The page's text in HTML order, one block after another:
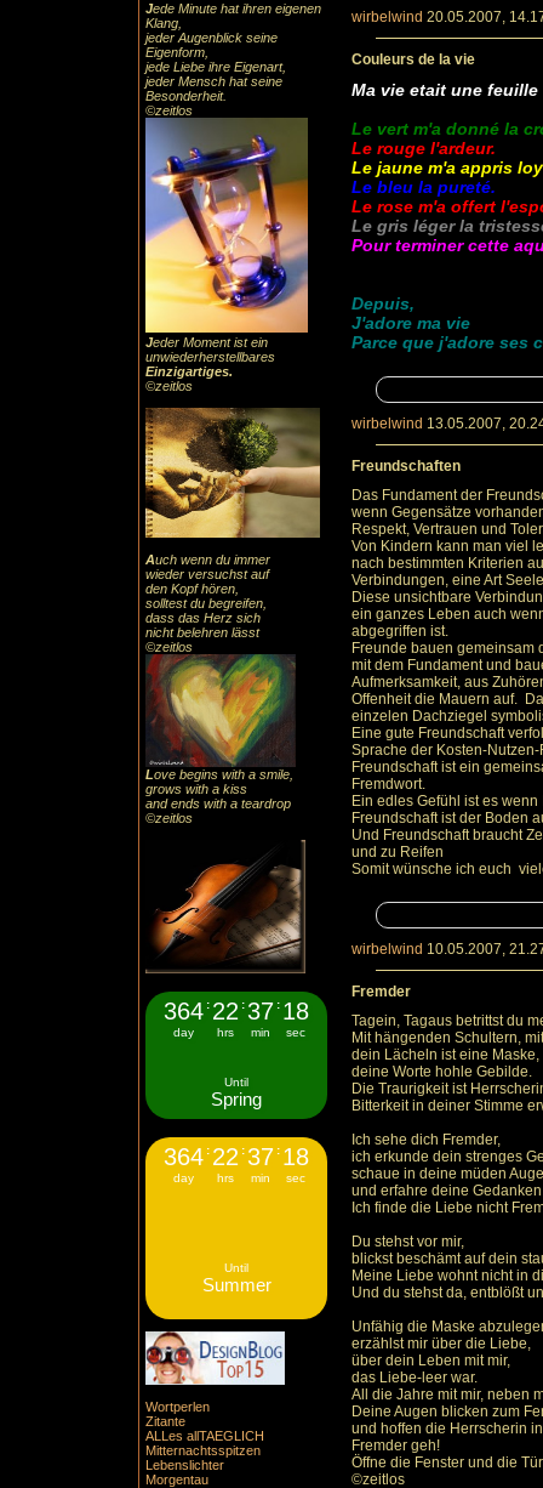
Jede Minute hat ihren eigenen
Klang,
jeder Augenblick seine
Eigenform,
jede Liebe ihre Eigenart,
jeder Mensch hat seine
Besonderheit.
©zeitlos
Jeder Moment ist ein
unwiederherstellbares
Einzigartiges.
©zeitlos
Auch wenn du immer
wieder versuchst auf
den Kopf hören,
solltest du begreifen,
dass das Herz sich
nicht belehren lässt
©zeitlos
Love begins with a smile,
grows with a kiss
and ends with a teardrop
©zeitlos
364
day
: 22
hrs
:37
min
: 18
sec
Until
Spring
364
day
: 22
hrs
:37
min
: 18
sec
Until
Summer
Wortperlen
Zitante
ALLes allTAEGLICH
Mitternachtsspitzen
Lebenslichter
Morgentau
wirbelwind 20.05.2007,
Couleurs de la vie
Ma vie etait une feuille
Le vert m'a donné la
Le rouge l'ardeur.
Le jaune m'a appris
Le bleu la pureté.
Le rose m'a offert
Le gris léger la
Pour terminer cette
Depuis,
J'adore ma vie
Parce que j'adore ses
wirbelwind 13.05.2007,
Freundschaften
Das Fundament der
wenn Gegensätze
Respekt, Vertrauen und
Von Kindern kann man viel
nach bestimmten Kriterien
Verbindungen, eine Art
Diese unsichtbare
ein ganzes Leben auch
abgegriffen ist.
Freunde bauen gemeinsam
mit dem Fundament und
Aufmerksamkeit, aus
Offenheit die Mauern auf.
einzelen Dachziegel
Eine gute Freundschaft
Sprache der Kosten-
Freundschaft ist ein
Fremdwort.
Ein edles Gefühl ist es
Freundschaft ist der Boden
Und Freundschaft braucht
und zu Reifen
Somit wünsche ich euch
wirbelwind 10.05.2007,
Fremder
Tagein, Tagaus betrittst du
Mit hängenden Schultern,
dein Lächeln ist eine Maske,
deine Worte hohle Gebilde.
Die Traurigkeit ist
Bitterkeit in deiner Stimme
Ich sehe dich Fremder,
ich erkunde dein strenges
schaue in deine müden
und erfahre deine
Ich finde die Liebe nicht
Du stehst vor mir,
blickst beschämt auf dein
Meine Liebe wohnt nicht in
Und du stehst da, entblößt
Unfähig die Maske
erzählst mir über die Liebe,
über dein Leben mit mir,
das Liebe-leer war.
All die Jahre mit mir, neben
Deine Augen blicken zum
und hoffen die Herrscherin
Fremder geh!
Öffne die Fenster und die
©zeitlos